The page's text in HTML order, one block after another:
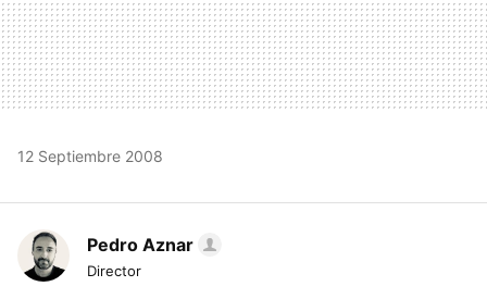
12 Septiembre 2008
Pedro Aznar
Director